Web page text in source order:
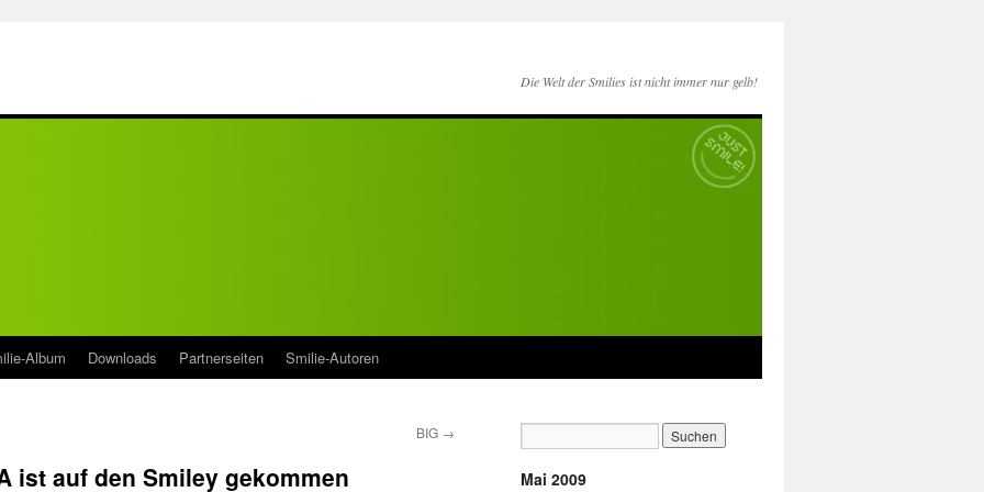
Die Welt der Smilies ist nicht immer nur gelb!
Album Downloads Partnerseiten Smilie-Autoren
BIG →
ist auf den Smiley gekommen Mai 2009